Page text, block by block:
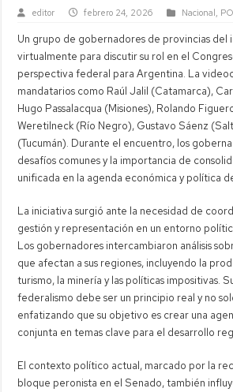
editor febrero 24, 2026 Nacional
Un grupo de gobernadores de provincias del
virtualmente para discutir su rol en el
perspectiva federal para Argentina. La
mandatarios como Raúl Jalil (Catamarca),
Hugo Passalacqua (Misiones), Rolando
Weretilneck (Río Negro), Gustavo Sáenz
(Tucumán). Durante el encuentro, los
desafíos comunes y la importancia de
unificada en la agenda económica y política
La iniciativa surgió ante la necesidad de
gestión y representación en un entorno
Los gobernadores intercambiaron análisis
que afectan a sus regiones, incluyendo la
turismo, la minería y las políticas impositivas.
federalismo debe ser un principio real y no
enfatizando que su objetivo es crear una
conjunta en temas clave para el desarrollo
El contexto político actual, marcado por la
bloque peronista en el Senado, también